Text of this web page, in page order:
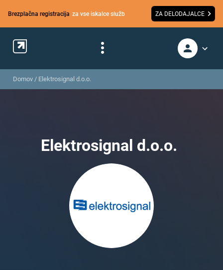
Brezplačna registracija za vse iskalce služb ZA DELODAJALCE
Domov / Elektrosignal d.o.o.
Elektrosignal d.o.o.